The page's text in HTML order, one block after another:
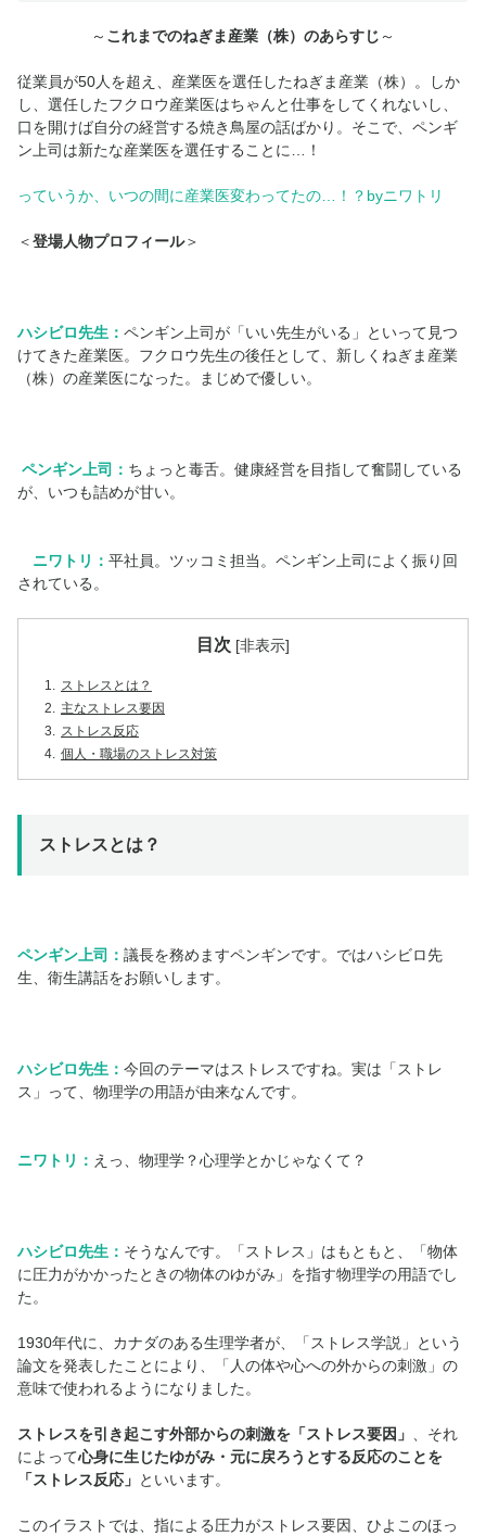
～ これまでのねぎま産業（株）のあらすじ ～
従業員が50人を超え、産業医を選任したねぎま産業（株）。しか
し、選任したフクロウ産業医はちゃんと仕事をしてくれないし、
口を開けば自分の経営する焼き鳥屋の話ばかり。そこで、ペンギ
ン上司は新たな産業医を選任することに…！
っていうか、いつの間に産業医変わってたの…！？byニワトリ
＜登場人物プロフィール＞
ハシビロ先生： ペンギン上司が「いい先生がいる」といって見つ
けてきた産業医。フクロウ先生の後任として、新しくねぎま産業
（株）の産業医になった。まじめで優しい。
ペンギン上司： ちょっと毒舌。健康経営を目指して奮闘している
が、いつも詰めが甘い。
ニワトリ： 平社員。ツッコミ担当。ペンギン上司によく振り回
されている。
目次 [非表示]
1. ストレスとは？
2. 主なストレス要因
3. ストレス反応
4. 個人・職場のストレス対策
ストレスとは？
ペンギン上司： 議長を務めますペンギンです。ではハシビロ先
生、衛生講話をお願いします。
ハシビロ先生： 今回のテーマはストレスですね。実は「ストレ
ス」って、物理学の用語が由来なんです。
ニワトリ： えっ、物理学？心理学とかじゃなくて？
ハシビロ先生： そうなんです。「ストレス」はもともと、「物体
に圧力がかかったときの物体のゆがみ」を指す物理学の用語でし
た。
1930年代に、カナダのある生理学者が、「ストレス学説」という
論文を発表したことにより、「人の体や心への外からの刺激」の
意味で使われるようになりました。
ストレスを引き起こす外部からの刺激を「ストレス要因」
、それ
によって心身に生じたゆがみ・元に戻ろうとする反応のことを
「ストレス反応」 といいます。
このイラストでは、指による圧力がストレス要因、ひよこのほっ